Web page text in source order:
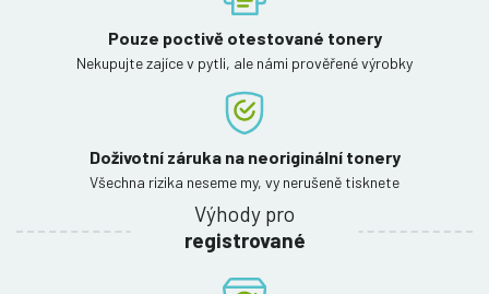
Pouze poctivě otestované tonery
Nekupujte zajíce v pytli, ale námi prověřené výrobky
Doživotní záruka na neoriginální tonery
Všechna rizika neseme my, vy nerušeně tisknete
Výhody pro
registrované